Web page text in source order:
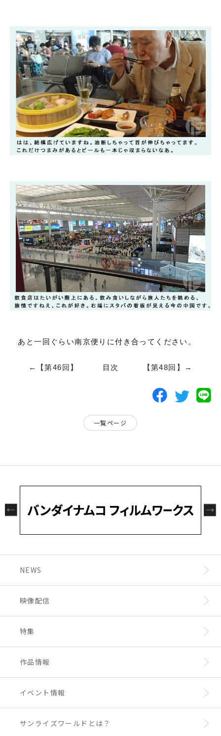
あと一回ぐらい南京便りに付き合ってください。
←【第46回】 目次 【第48回】→
一覧ページ
NEWS
映像配信
特集
作品情報
イベント情報
サンライズワールドとは？